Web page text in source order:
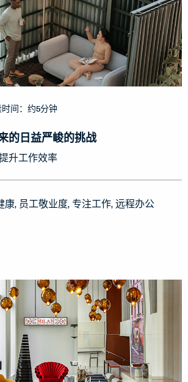
时间：约5分钟
的日益严峻的挑战
升工作效率
康 员工敬业度 专注工作 远程办公